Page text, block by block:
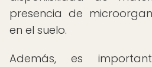
presencia de
en el suelo.
Además, es